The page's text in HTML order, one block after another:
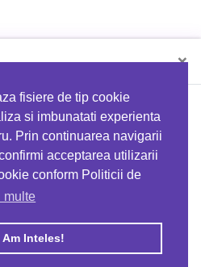
fisiere de tip cookie
si imbunatati experienta
Prin continuarea navigarii
acceptarea utilizarii
conform Politicii de
multe
Am Inteles!
S.R.L
×
comandă folosind codul
acum